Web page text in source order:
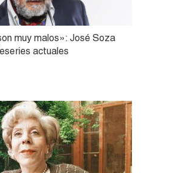
muy malos»: José Soza
actuales